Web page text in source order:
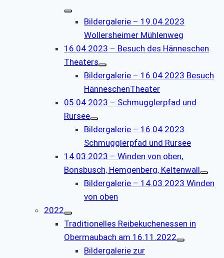
Bildergalerie – 19.04.2023
Wollersheimer Mühlenweg
16.04.2023 – Besuch des Hänneschen
Theaters
Bildergalerie – 16.04.2023 Besuch
HänneschenTheater
05.04.2023 – Schmugglerpfad und
Rursee
Bildergalerie – 16.04.2023
Schmugglerpfad und Rursee
14.03.2023 – Winden von oben,
Bonsbusch, Hemgenberg, Keltenwall
Bildergalerie – 14.03.2023 Winden
von oben
2022
Traditionelles Reibekuchenessen in
Obermaubach am 16.11.2022
Bildergalerie zur